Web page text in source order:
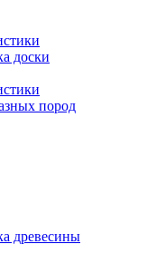
доски
пород
древесины